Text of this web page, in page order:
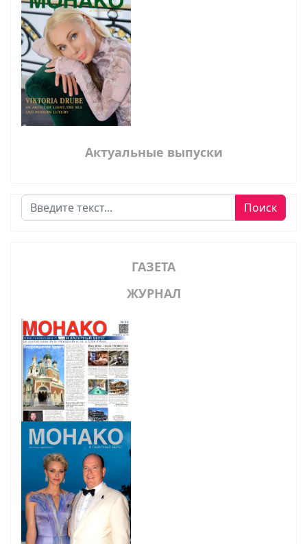
Актуальные выпуски
Поиск Поиск
ГАЗЕТА
ЖУРНАЛ